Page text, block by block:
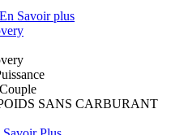
En Savoir plus
Couple
SANS CARBURANT